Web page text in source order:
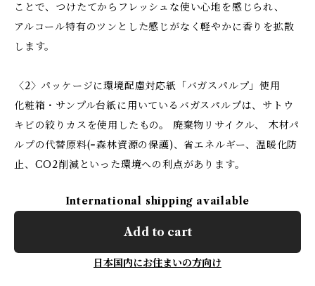
ことで、つけたてからフレッシュな使い心地を感じられ、
アルコール特有のツンとした感じがなく軽やかに香りを拡散
します。
〈2〉パッケージに環境配慮対応紙「バガスパルプ」使用
化粧箱・サンプル台紙に用いているバガスパルプは、サトウ
キビの絞りカスを使用したもの。 廃棄物リサイクル、 木材パ
ルプの代替原料(=森林資源の保護)、省エネルギー、温暖化防
止、CO2削減といった環境への利点があります。
International shipping available
Add to cart
日本国内にお住まいの方向け